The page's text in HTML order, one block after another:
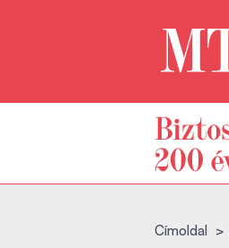
Címoldal